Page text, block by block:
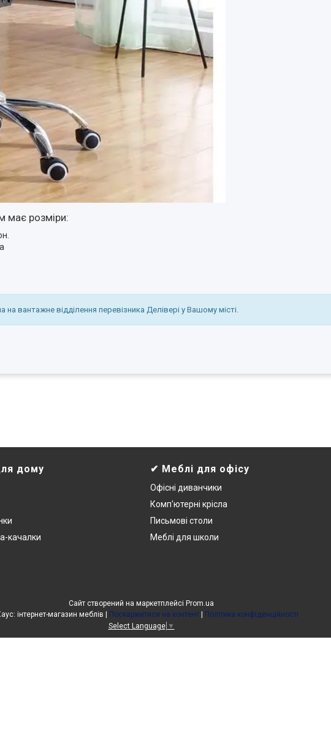
має розміри:
вантажне відділення перевізника Делівері у Вашому місті.
дому
качалки
✔ Меблі для офісу
Офісні диванчики
Комп'ютерні крісла
Письмові столи
Меблі для школи
Сайт створений на маркетплейсі Prom.ua
УютХаус: інтернет-магазин меблів | Поскаржитися на контент | Політика конфіденційності
Select Language ▼